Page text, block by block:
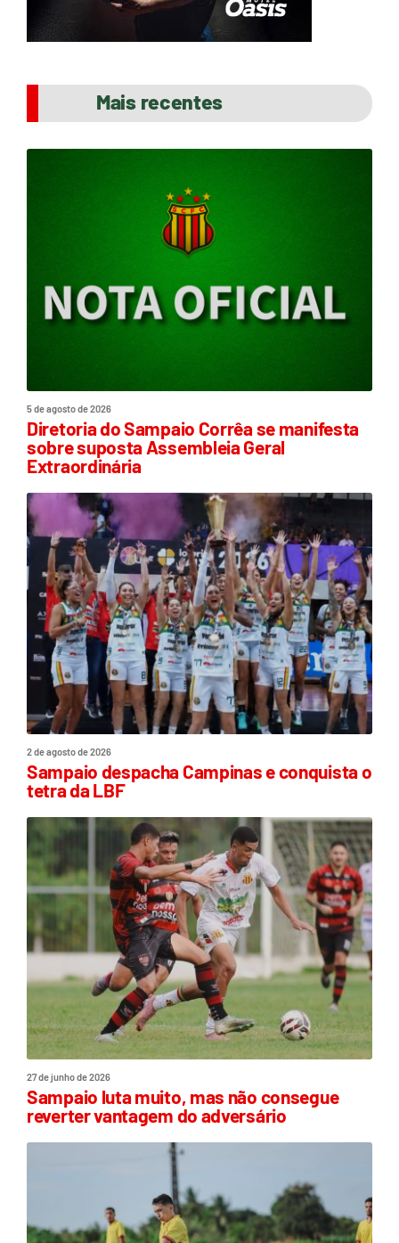
Mais recentes
5 de agosto de 2026
Diretoria do Sampaio Corrêa se manifesta
sobre suposta Assembleia Geral
Extraordinária
2 de agosto de 2026
Sampaio despacha Campinas e conquista o
tetra da LBF
27 de junho de 2026
Sampaio luta muito, mas não consegue
reverter vantagem do adversário